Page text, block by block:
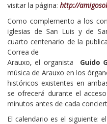
visitar la página: http://
Como complemento a los
iglesias de San Luis y de
cuarto centenario de la
Correa de
Arauxo, el organista Guido
música de Arauxo en los
históricos existentes en
se ofrecerá durante el
minutos antes de cada
El calendario es el siguiente: